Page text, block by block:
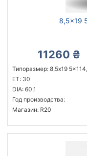
8,5x19
11260 ₴
Типоразмер: 8,5x19
ET: 30
DIA: 60,1
Год производства:
Магазин: R20